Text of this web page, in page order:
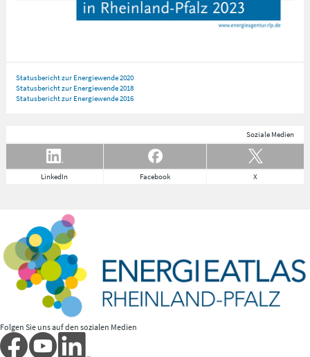
Statusbericht zur Energiewende 2020
Statusbericht zur Energiewende 2018
Statusbericht zur Energiewende 2016
Soziale Medien
LinkedIn Facebook X
Folgen Sie uns auf den sozialen Medien